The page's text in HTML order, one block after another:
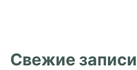
Свежие записи